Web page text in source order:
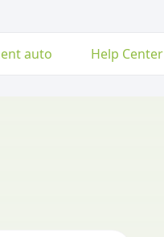
auto Help Center